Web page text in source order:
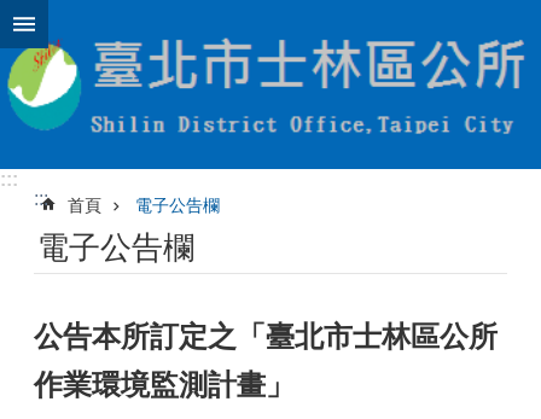
跳到主要內容區塊
:::
:::
首頁 電子公告欄
電子公告欄
公告本所訂定之「臺北市士林區公所
作業環境監測計畫」